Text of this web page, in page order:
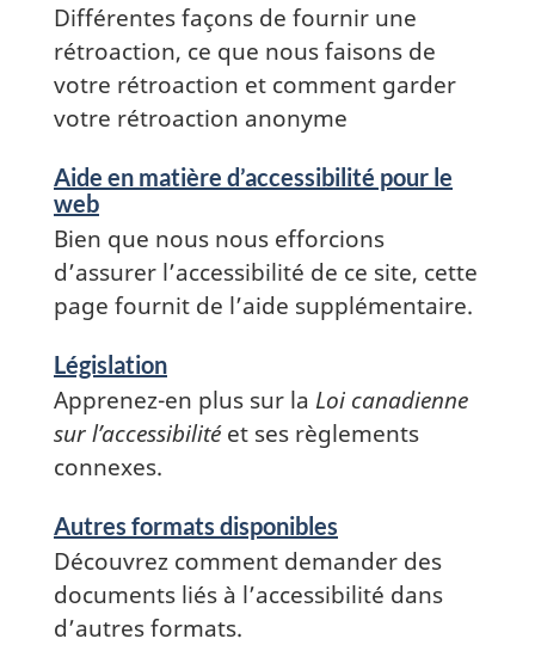
Différentes façons de fournir une
rétroaction, ce que nous faisons de
votre rétroaction et comment garder
votre rétroaction anonyme
Services
and
information
Aide en matière d’accessibilité pour le
web
Bien que nous nous efforcions
d’assurer l’accessibilité de ce site, cette
page fournit de l’aide supplémentaire.
Législation
Apprenez-en plus sur la Loi canadienne
sur l’accessibilitéet ses règlements
connexes.
Services
and
information
Autres formats disponibles
Découvrez comment demander des
documents liés à l’accessibilité dans
d’autres formats.